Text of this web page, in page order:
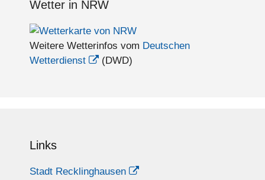
Wetter in NRW
Weitere Wetterinfos vom Deutschen
Wetterdienst
(DWD)
Links
Stadt Recklinghausen